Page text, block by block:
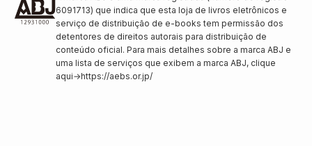
6091713) que indica que esta loja de livros eletrônicos e
serviço de distribuição de e-books tem permissão dos
detentores de direitos autorais para distribuição de
conteúdo oficial. Para mais detalhes sobre a marca ABJ e
uma lista de serviços que exibem a marca ABJ, clique
aqui→https://aebs.or.jp/